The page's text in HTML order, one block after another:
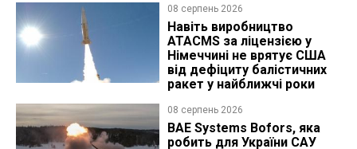
08 серпень 2026
Навіть виробництво
ATACMS за ліцензією у
Німеччині не врятує США
від дефіциту балістичних
ракет у найближчі роки
08 серпень 2026
BAE Systems Bofors, яка
робить для України САУ